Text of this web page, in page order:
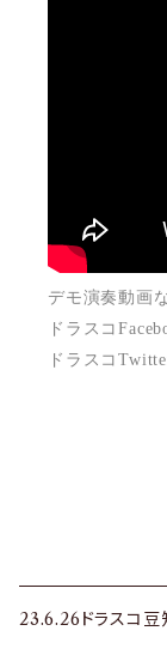
デモ演奏動画
ドラスコ
ドラスコ
23.6.26ドラスコ豆